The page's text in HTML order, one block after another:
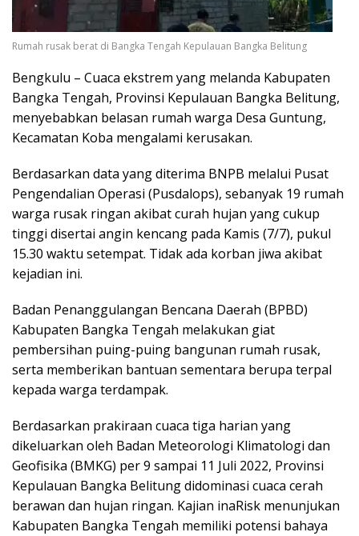
Rumah rusak berat di Bangka Tengah Kepulauan Bangka Belitung
Bengkulu – Cuaca ekstrem yang melanda Kabupaten
Bangka Tengah, Provinsi Kepulauan Bangka Belitung,
menyebabkan belasan rumah warga Desa Guntung,
Kecamatan Koba mengalami kerusakan.
Berdasarkan data yang diterima BNPB melalui Pusat
Pengendalian Operasi (Pusdalops), sebanyak 19 rumah
warga rusak ringan akibat curah hujan yang cukup
tinggi disertai angin kencang pada Kamis (7/7), pukul
15.30 waktu setempat. Tidak ada korban jiwa akibat
kejadian ini.
Badan Penanggulangan Bencana Daerah (BPBD)
Kabupaten Bangka Tengah melakukan giat
pembersihan puing-puing bangunan rumah rusak,
serta memberikan bantuan sementara berupa terpal
kepada warga terdampak.
Berdasarkan prakiraan cuaca tiga harian yang
dikeluarkan oleh Badan Meteorologi Klimatologi dan
Geofisika (BMKG) per 9 sampai 11 Juli 2022, Provinsi
Kepulauan Bangka Belitung didominasi cuaca cerah
berawan dan hujan ringan. Kajian inaRisk menunjukan
Kabupaten Bangka Tengah memiliki potensi bahaya